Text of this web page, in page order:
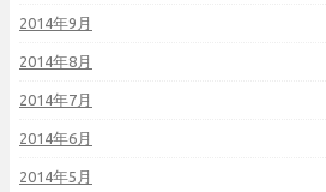
2014年9月
2014年8月
2014年7月
2014年6月
2014年5月